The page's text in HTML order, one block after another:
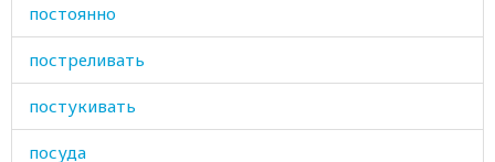
постоянно
постреливать
постукивать
посуда